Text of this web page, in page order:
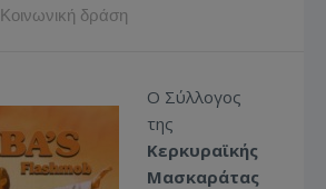
Κοινωνική δράση
Ο Σύλλογος
της
Κερκυραϊκής
Μασκαράτας